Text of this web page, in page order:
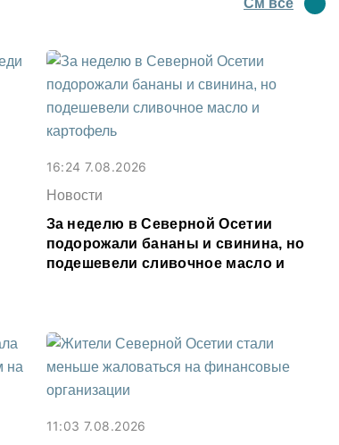
16:24 7.08.2026
Новости
За неделю в Северной Осетии
подорожали бананы и свинина, но
подешевели сливочное масло и
11:03 7.08.2026